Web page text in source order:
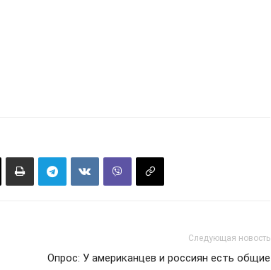
Следующая новость
Опрос: У американцев и россиян есть общие